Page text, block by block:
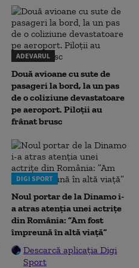
ADEVARUL
Două avioane cu sute de
pasageri la bord, la un pas
de o coliziune devastatoare
pe aeroport. Piloții au
frânat brusc
DIGI SPORT
Noul portar de la Dinamo i-
a atras atenția unei actrițe
din România: ”Am fost
împreună în altă viață”
Descarcă aplicația Digi
Sport